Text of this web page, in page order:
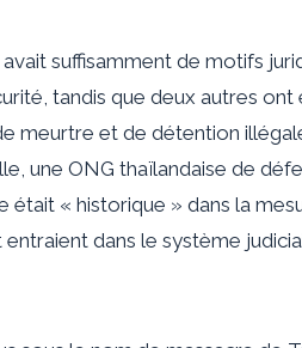
avait suffisamment de motifs
tandis que deux autres
meurtre et de détention
une ONG thaïlandaise de
était « historique » dans la
entraient dans le système